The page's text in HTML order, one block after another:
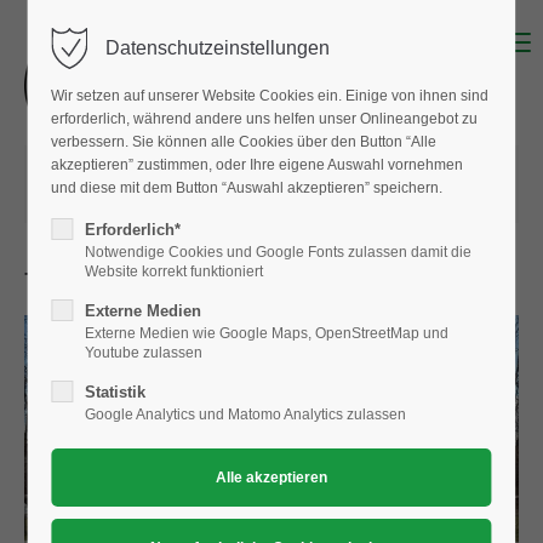
13.03.2026 06:49 von Albert Hausmann
Trainingslager in Miesbach absolviert
Datenschutzeinstellungen
Wir setzen auf unserer Website Cookies ein. Einige von ihnen sind
erforderlich, während andere uns helfen unser Onlineangebot zu
verbessern. Sie können alle Cookies über den Button “Alle
akzeptieren” zustimmen, oder Ihre eigene Auswahl vornehmen
und diese mit dem Button “Auswahl akzeptieren” speichern.
Erforderlich*
Notwendige Cookies und Google Fonts zulassen damit die
Website korrekt funktioniert
Externe Medien
Externe Medien wie Google Maps, OpenStreetMap und
Youtube zulassen
Statistik
Google Analytics und Matomo Analytics zulassen